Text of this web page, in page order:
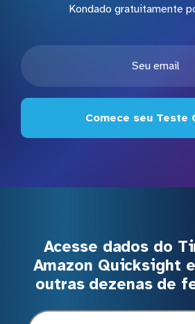
Kondado gratuitamente
Comece seu Teste
Acesse dados do
Amazon Quicksight
outras dezenas de